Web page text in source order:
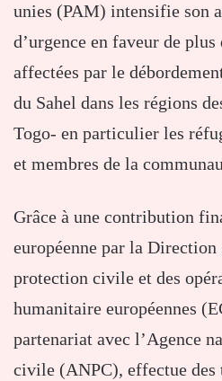
unies (PAM) intensifie son
d’urgence en faveur de plus
affectées par le
du Sahel dans les régions
Togo- en particulier les
et membres de la
Grâce à une contribution
européenne par la Direction
protection civile et des
humanitaire européennes
partenariat avec l’Agence
civile (ANPC), effectue des